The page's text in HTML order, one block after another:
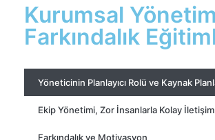
Kurumsal Yönetim
Farkındalık
Yöneticinin Planlayıcı Rolü ve Kaynak
Ekip Yönetimi, Zor İnsanlarla Kolay İletişim
Farkındalık ve Motivasyon